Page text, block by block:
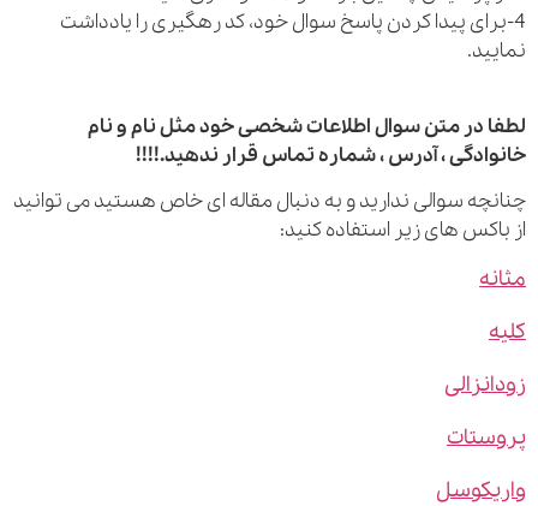
پیدا کردن پاسخ سوال خود، کد رهگیری را یادداشت
در متن سوال اطلاعات شخصی خود مثل نام و نام
، آدرس ، شماره تماس قرار ندهید.!!!!
سوالی ندارید و به دنبال مقاله ای خاص هستید می توانید
های زیر استفاده کنید: